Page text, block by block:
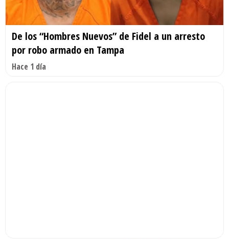
De los “Hombres Nuevos” de Fidel a un arresto
por robo armado en Tampa
Hace 1 día